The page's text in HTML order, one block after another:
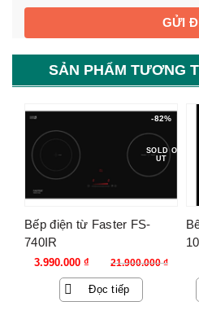
SẢN PHẨM TƯƠNG
-82%
SOLD O
UT
Bếp điện từ Faster FS-
740IR
21.900.000₫
Giá
gốc
3.990.000 ₫
Giá
hiện
tại
Đọc tiếp